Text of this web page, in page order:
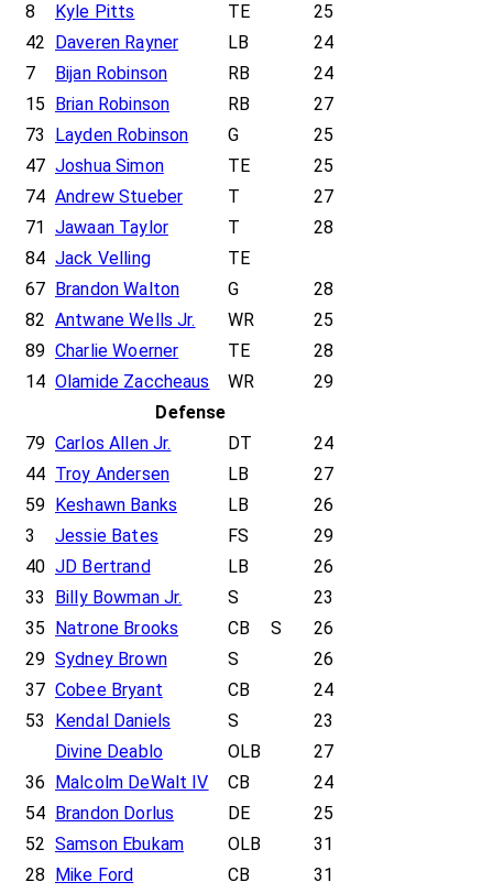
8
Kyle Pitts TE
25
42
Daveren Rayner LB
24
7
Bijan Robinson RB
24
15
Brian Robinson RB
27
73
Layden Robinson G
25
47 Joshua Simon TE
25
74 Andrew Stueber T
27
71
Jawaan Taylor T
28
84 Jack Velling
TE
67
Brandon Walton G
28
82 Antwane Wells Jr. WR
25
89 Charlie Woerner TE
28
14 Olamide Zaccheaus WR
29
Defense
79 Carlos Allen Jr. DT
24
44 Troy Andersen LB
27
59
Keshawn Banks LB
26
3
Jessie Bates FS
29
40 JD Bertrand LB
26
33
Billy Bowman Jr. S
23
35
Natrone Brooks CB S
26
29 Sydney Brown S
26
37 Cobee Bryant CB
24
53
Kendal Daniels S
23
Divine Deablo
OLB
27
36
Malcolm DeWalt IV CB
24
54
Brandon Dorlus DE
25
52 Samson Ebukam OLB
31
28
Mike Ford CB 31